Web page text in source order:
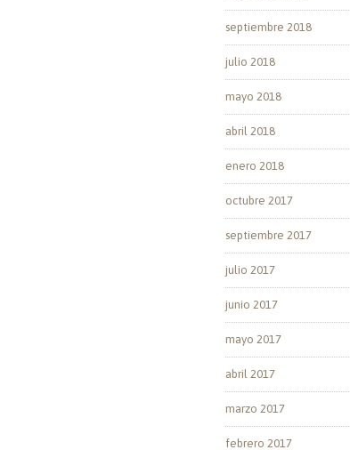
septiembre 2018
julio 2018
mayo 2018
abril 2018
enero 2018
octubre 2017
septiembre 2017
julio 2017
junio 2017
mayo 2017
abril 2017
marzo 2017
febrero 2017